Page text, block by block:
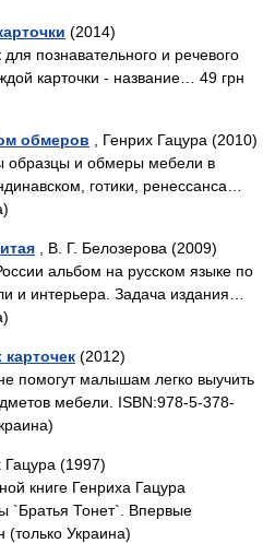
(2014)
познавательного и речевого
карточки - название… 49 грн
обмеров , Генрих Гацура (2010)
образцы и обмеры мебели в
готики, ренессанса…
, В. Г. Белозерова (2009)
альбом на русском языке по
и интерьера. Задача издания…
(2012)
помогут малышам легко выучить
мебели. ISBN:978-5-378-
Гацура (1997)
книге Генриха Гацура
`Братья Тонет`. Впервые
Украина)